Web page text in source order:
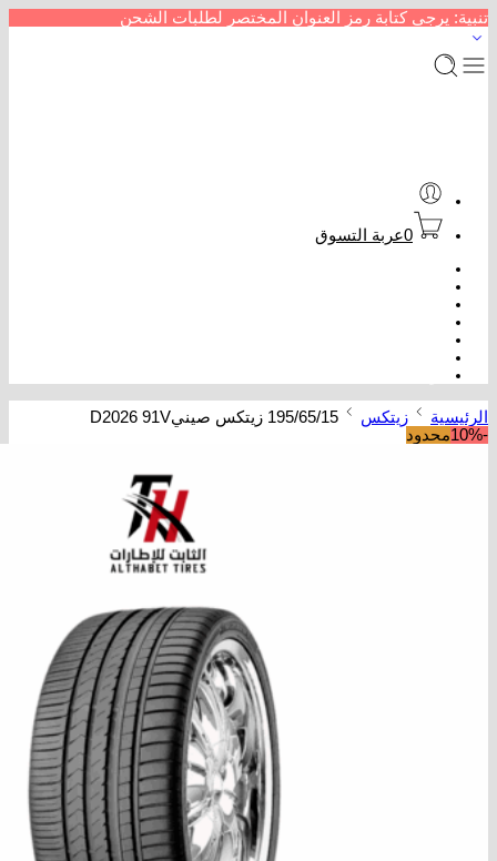
تنبية: يرجى كتابة رمز العنوان المختصر لطلبات الشحن
0عربة التسوق
الرئيسية زيتكس
195/65/15 زيتكس صينيD2026 91V
-10%
محدود